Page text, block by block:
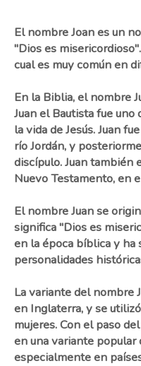
El nombre Joan es un
"Dios es
cual es muy común en
En la Biblia, el nombre
Juan el Bautista fue
la vida de Jesús. Juan
río Jordán, y
discípulo. Juan también
Nuevo Testamento, en
El nombre Juan se
significa "Dios es
en la época bíblica y
personalidades
La variante del nombre
en Inglaterra, y se
mujeres. Con el paso
en una variante popular
especialmente en